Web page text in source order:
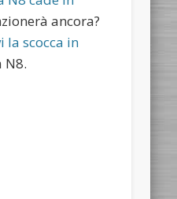
ancora?
la scocca in
N8.